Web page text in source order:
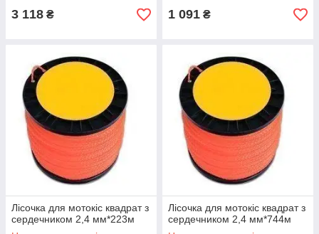
3 118 ₴ 1 091 ₴
Лісочка для мотокіс квадрат з
сердечником 2,4 мм*223м
Лісочка для мотокіс квадрат з
сердечником 2,4 мм*744м